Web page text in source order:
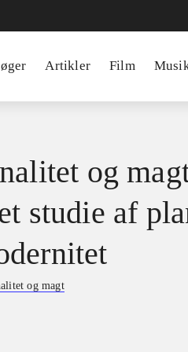
Artikler Film
og
studie af
og magt